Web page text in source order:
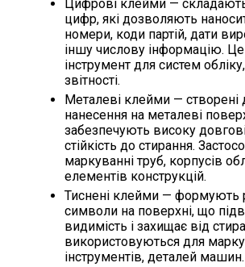
Цифрові клейми —
цифр, які дозволяють
номери, коди партій, дати
іншу числову інформацію.
інструмент для систем
звітності.
Металеві клейми — створені
нанесення на металеві
забезпечують високу
стійкість до стирання.
маркуванні труб, корпусів
елементів конструкцій.
Тиснені клейми — формують
символи на поверхні, що
видимість і захищає від
використовуються для
інструментів, деталей машин.